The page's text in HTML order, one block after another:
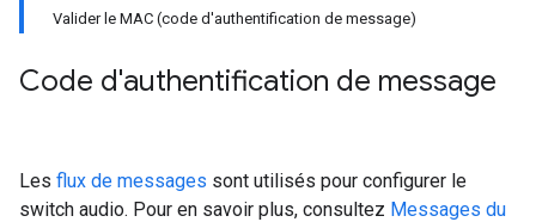
Valider le MAC (code d'authentification de message)
Code d'authentification de message
Les flux de messages sont utilisés pour configurer le
switch audio. Pour en savoir plus, consultez Messages du